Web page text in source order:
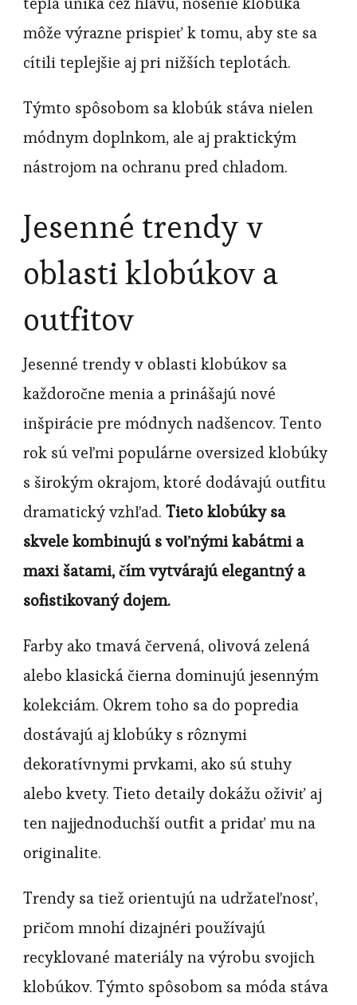
môže výrazne prispieť k tomu, aby ste sa
cítili teplejšie aj pri nižších teplotách.
Týmto spôsobom sa klobúk stáva nielen
módnym doplnkom, ale aj praktickým
nástrojom na ochranu pred chladom.
Jesenné trendy v
oblasti klobúkov a
outfitov
Jesenné trendy v oblasti klobúkov sa
každoročne menia a prinášajú nové
inšpirácie pre módnych nadšencov. Tento
rok sú veľmi populárne oversized klobúky
s širokým okrajom, ktoré dodávajú outfitu
dramatický vzhľad. Tieto klobúky sa
skvele kombinujú s voľnými kabátmi a
maxi šatami, čím vytvárajú elegantný a
sofistikovaný dojem.
Farby ako tmavá červená, olivová zelená
alebo klasická čierna dominujú jesenným
kolekciám. Okrem toho sa do popredia
dostávajú aj klobúky s rôznymi
dekoratívnymi prvkami, ako sú stuhy
alebo kvety. Tieto detaily dokážu oživiť aj
ten najjednoduchší outfit a pridať mu na
originalite.
Trendy sa tiež orientujú na udržateľnosť,
pričom mnohí dizajnéri používajú
recyklované materiály na výrobu svojich
klobúkov. Týmto spôsobom sa móda stáva